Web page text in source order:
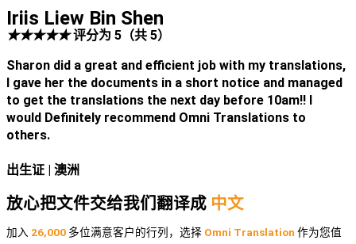
Iriis Liew Bin Shen
★★★★★ 评分为 5（共 5）
Sharon did a great and efficient job with my translations,
I gave her the documents in a short notice and managed
to get the translations the next day before 10am!! I
would Definitely recommend Omni Translations to
others.
出生证 | 澳洲
放心把文件交给我们翻译成 中文
加入 26,000 多位满意客户的行列，选择 Omni Translation 作为您值